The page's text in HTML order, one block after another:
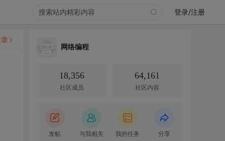
登录/注册
网络编程
18,356
社区成员
64,161
社区内容
发帖 与我相关 我的任务 分享